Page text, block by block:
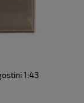
1:43